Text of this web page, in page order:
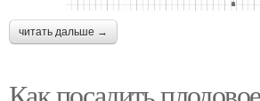
читать дальше →